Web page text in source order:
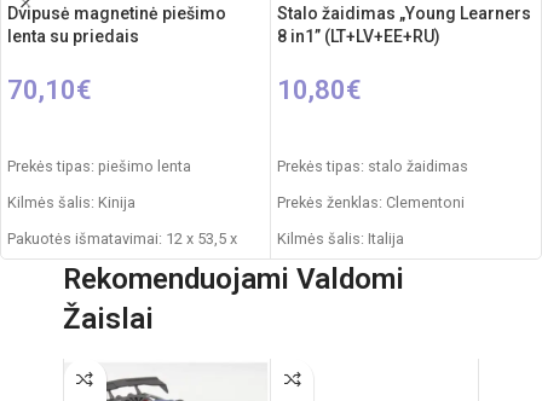
Dvipusė magnetinė piešimo
lenta su priedais
70,10€
Prekės tipas: piešimo lenta
Kilmės šalis: Kinija
Pakuotės išmatavimai: 12 x 53,5 x
76,5 cm
Produkto išmatavimai: 33 x 58 x 110
Rekomenduojamas amžius: nuo 3
Stalo žaidimas „Young Learners
8 in1” (LT+LV+EE+RU)
10,80€
Prekės tipas: stalo žaidimas
Prekės ženklas: Clementoni
Kilmės šalis: Italija
Pakuotės išmatavimai: 37,2 x 28,2 x 5
Rekomenduojami Valdomi
Žaislai